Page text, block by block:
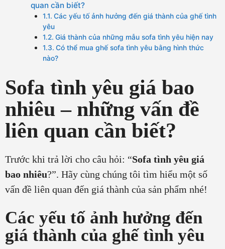
quan cần biết?
Các yếu tố ảnh hưởng đến giá thành của ghế tình
yêu
Giá thành của những mẫu sofa tình yêu hiện nay
Có thể mua ghế sofa tình yêu bằng hình thức
nào?
Sofa tình yêu giá bao
nhiêu – những vấn đề
liên quan cần biết?
Trước khi trả lời cho câu hỏi: “Sofa tình yêu giá
bao nhiêu?”. Hãy cùng chúng tôi tìm hiểu một số
vấn đề liên quan đến giá thành của sản phẩm nhé!
Các yếu tố ảnh hưởng đến
giá thành của ghế tình yêu